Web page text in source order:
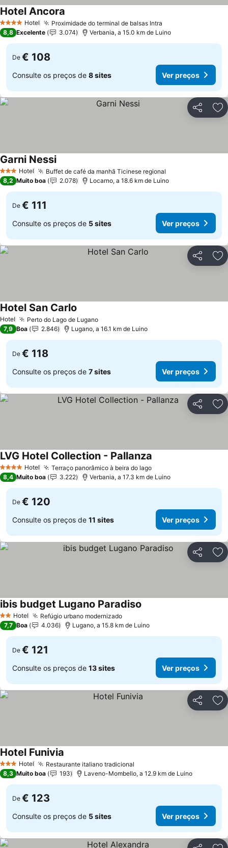
4 EstrelasHotel Proximidade do terminal de balsas Intra
Hotel Ancora
8,8 Excelente 3.074 Verbania, a 15.0 km de Luino
De € 108
Consulte os preços de 8 sites Ver preços
Partilhar
3 EstrelasHotel Buffet de café da manhã Ticinese regional
Garni Nessi
8,2 Muito boa 2.078 Locarno, a 18.6 km de Luino
De € 111
Consulte os preços de 5 sites Ver preços
Partilhar
Hotel Perto do Lago de Lugano
Hotel San Carlo
7,9 Boa 2.846 Lugano, a 16.1 km de Luino
De € 118
Consulte os preços de 7 sites Ver preços
Partilhar
4 EstrelasHotel Terraço panorâmico à beira do lago
LVG Hotel Collection - Pallanza
8,4 Muito boa 3.222 Verbania, a 17.3 km de Luino
De € 120
Consulte os preços de 11 sites Ver preços
Partilhar
2 Estrelas
Hotel Refúgio urbano modernizado
ibis budget Lugano Paradiso
7,7 Boa 4.036 Lugano, a 15.8 km de Luino
De € 121
Consulte os preços de 13 sites Ver preços
Partilhar
3 EstrelasHotel Restaurante italiano tradicional
Hotel Funivia
8,3 Muito boa 193 Laveno-Mombello, a 12.9 km de Luino
De € 123
Consulte os preços de 5 sites Ver preços